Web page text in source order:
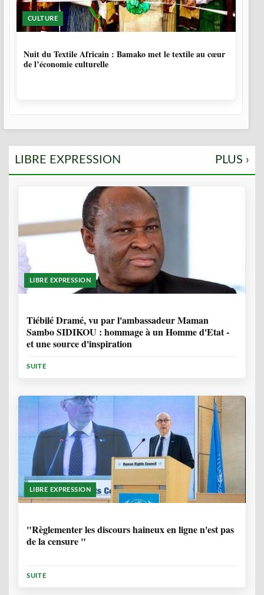
CULTURE
Nuit du Textile Africain : Bamako met le textile au cœur
de l’économie culturelle
LIBRE EXPRESSION PLUS ›
LIBRE EXPRESSION
Tiébilé Dramé, vu par l'ambassadeur Maman
Sambo SIDIKOU : hommage à un Homme d'Etat -
et une source d'inspiration
SUITE
LIBRE EXPRESSION
"Règlementer les discours haineux en ligne n'est pas
de la censure "
SUITE